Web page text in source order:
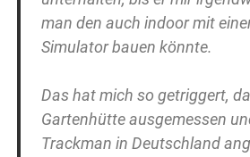
man den auch indoor mit
Simulator bauen könnte.
Das hat mich so getriggert,
Gartenhütte ausgemessen
Trackman in Deutschland